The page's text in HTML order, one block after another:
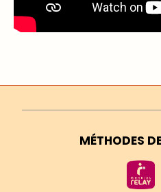
MÉTHODES